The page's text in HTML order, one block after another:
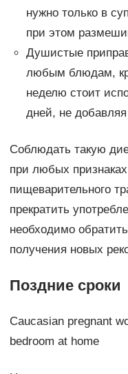
нужно только в
при этом
Душистые
любым блюдам,
неделю стоит
дней, не
Соблюдать такую
при любых
пищеварительного
прекратить
необходимо
получения новых
Поздние сроки
Caucasian pregnant
bedroom at home